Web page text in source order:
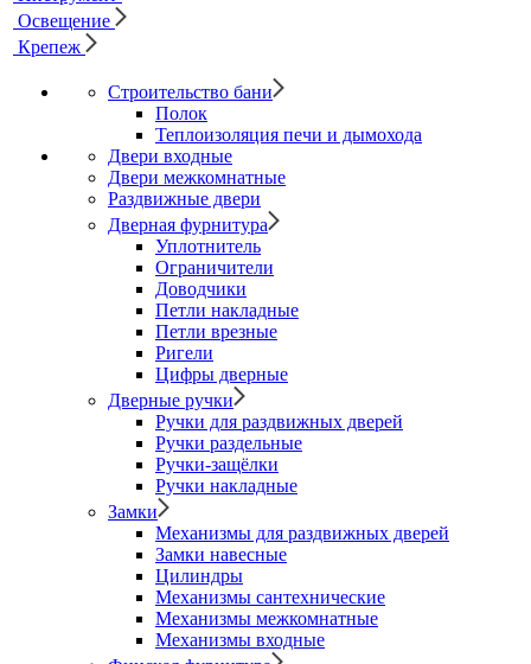
Освещение
Крепеж
Строительство бани
Полок
Теплоизоляция печи и дымохода
Двери входные
Двери межкомнатные
Раздвижные двери
Дверная фурнитура
Уплотнитель
Ограничители
Доводчики
Петли накладные
Петли врезные
Ригели
Цифры дверные
Дверные ручки
Ручки для раздвижных дверей
Ручки раздельные
Ручки-защёлки
Ручки накладные
Замки
Механизмы для раздвижных дверей
Замки навесные
Цилиндры
Механизмы сантехнические
Механизмы межкомнатные
Механизмы входные